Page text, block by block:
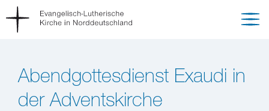
Abendgottesdienst Exaudi in
der Adventskirche